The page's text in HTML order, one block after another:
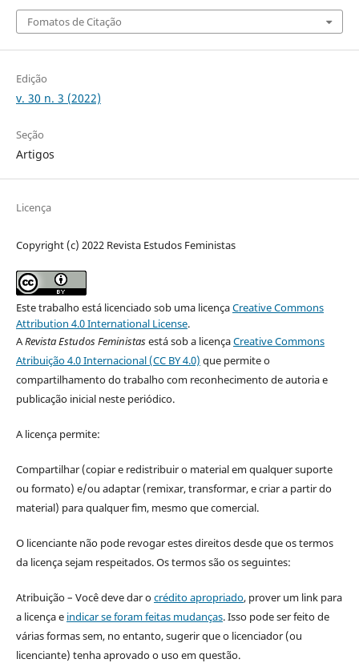
Fomatos de Citação
Edição
v. 30 n. 3 (2022)
Seção
Artigos
Licença
Copyright (c) 2022 Revista Estudos Feministas
Este trabalho está licenciado sob uma licençaCreative Commons
Attribution 4.0 International License.
ARevista Estudos Feministasestá sob a licençaCreative Commons
Atribuição 4.0 Internacional (CC BY 4.0) que permite o
compartilhamento do trabalho com reconhecimento de autoria e
publicação inicial neste periódico.
A licença permite:
Compartilhar (copiar e redistribuir o material em qualquer suporte
ou formato) e/ou adaptar (remixar, transformar, e criar a partir do
material) para qualquer fim, mesmo que comercial.
O licenciante não pode revogar estes direitos desde que os termos
da licença sejam respeitados. Os termos são os seguintes:
Atribuição – Você deve dar ocrédito apropriado, prover um link para
a licença e indicar se foram feitas mudanças. Isso pode ser feito de
várias formas sem, no entanto, sugerir que o licenciador (ou
licenciante) tenha aprovado o uso em questão.